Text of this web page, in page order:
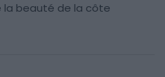
beauté de la côte